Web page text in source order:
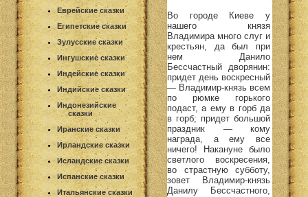
Еврейские сказки
Египетские сказки
Зулусские сказки
Ингушские сказки
Индейские сказки
Индийские сказки
Индонезийские
сказки
Иранские сказки
Ирландские сказки
Исландские сказки
Испанские сказки
Итальянские сказки
Во городе Киеве у
нашего князя
Владимира много слуг и
крестьян, да был при
нем Данило
Бессчастный дворянин:
придет день воскресный
— Владимир-князь всем
по рюмке горького
подаст, а ему в горб да
в горб; придет большой
праздник — кому
награда, а ему все
ничего! Накануне было
светлого воскресения,
во страстную субботу,
зовет Владимир-князь
Данилу Бессчастного,